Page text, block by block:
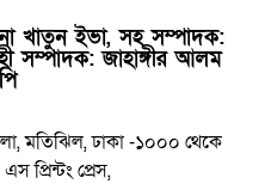
খাতুন ইভা, সহ সম্পাদক:
সম্পাদক: জাহাঙ্গীর আলম
মতিঝিল, ঢাকা -১০০০ থেকে
প্রিন্টং প্রেস,